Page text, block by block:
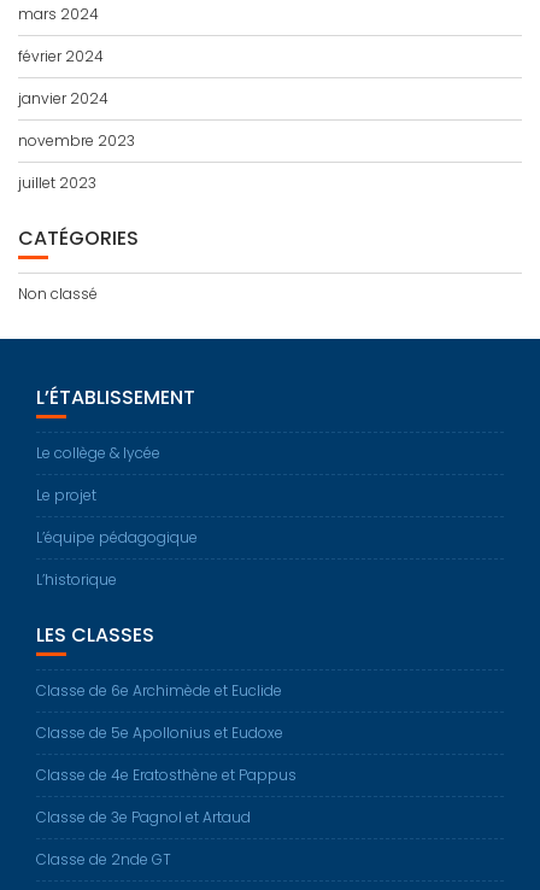
mars 2024
février 2024
janvier 2024
novembre 2023
juillet 2023
CATÉGORIES
Non classé
L’ÉTABLISSEMENT
Le collège & lycée
Le projet
L’équipe pédagogique
L’historique
LES CLASSES
Classe de 6e Archimède et Euclide
Classe de 5e Apollonius et Eudoxe
Classe de 4e Eratosthène et Pappus
Classe de 3e Pagnol et Artaud
Classe de 2nde GT